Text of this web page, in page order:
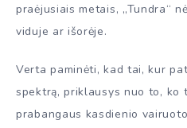
praėjusiais metais, „Tundra“
viduje ar išorėje.
Verta paminėti, kad tai, kur
spektrą, priklausys nuo to, ko
prabangaus kasdienio